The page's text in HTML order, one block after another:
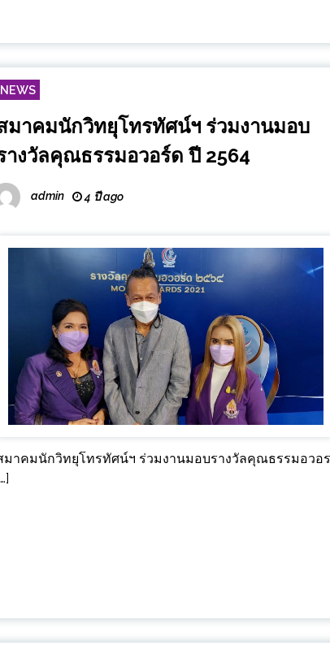
NEWS
มาคมนักวิทยุโทรทัศน์ฯ ร่วมงานมอบ
างวัลคุณธรรมอวอร์ด ปี 2564
admin 4 ปี ago
มาคมนักวิทยุโทรทัศน์ฯ ร่วมงานมอบรางวัลคุณธรรมอวอ